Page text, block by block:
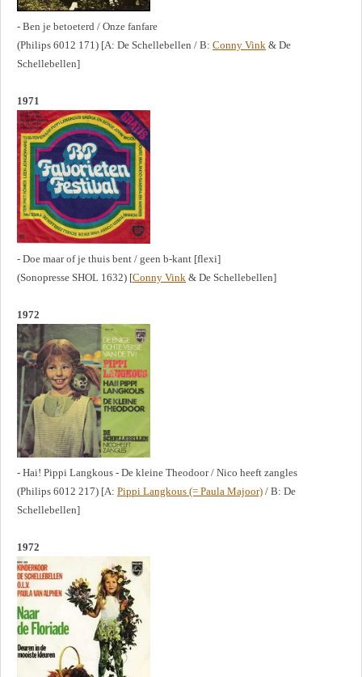
- Ben je betoeterd / Onze fanfare
(Philips 6012 171) [A: De Schellebellen / B: Conny Vink & De
Schellebellen]
1971
- Doe maar of je thuis bent / geen b-kant [flexi]
(Sonopresse SHOL 1632) [Conny Vink & De Schellebellen]
1972
- Hai! Pippi Langkous - De kleine Theodoor / Nico heeft zangles
(Philips 6012 217) [A: Pippi Langkous (= Paula Majoor) / B: De
Schellebellen]
1972